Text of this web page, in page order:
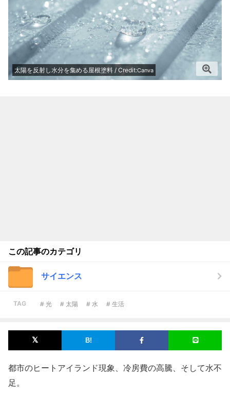
太陽を反射し水分を集める屋根塗料 / Credit:Canva
この記事のカテゴリ
サイエンス
TAG # 光 # 太陽 # 水 # 生活
都市のヒートアイランド現象、冷房費の高騰、そして水不
足。